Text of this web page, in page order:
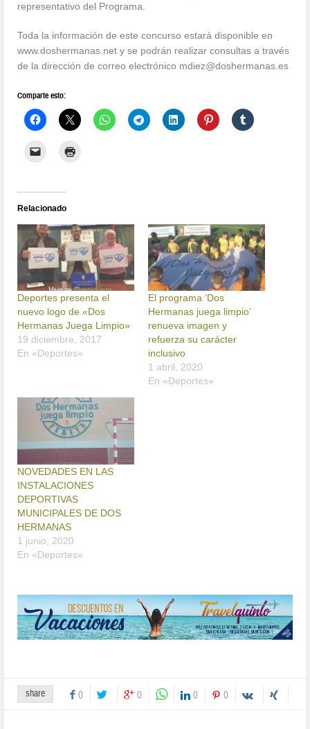
representativo del Programa.
Toda la información de este concurso estará disponible en
www.doshermanas.net y se podrán realizar consultas a través
de la dirección de correo electrónico mdiez@doshermanas.es
Comparte esto:
Relacionado
Deportes presenta el
nuevo logo de «Dos
Hermanas Juega Limpio»
19 diciembre, 2017
En «Deportes»
El programa ‘Dos
Hermanas juega limpio’
renueva imagen y
refuerza su carácter
inclusivo
1 abril, 2020
En «Deportes»
NOVEDADES EN LAS
INSTALACIONES
DEPORTIVAS
MUNICIPALES DE DOS
HERMANAS
1 junio, 2020
En «Deportes»
share 0 0 0 0